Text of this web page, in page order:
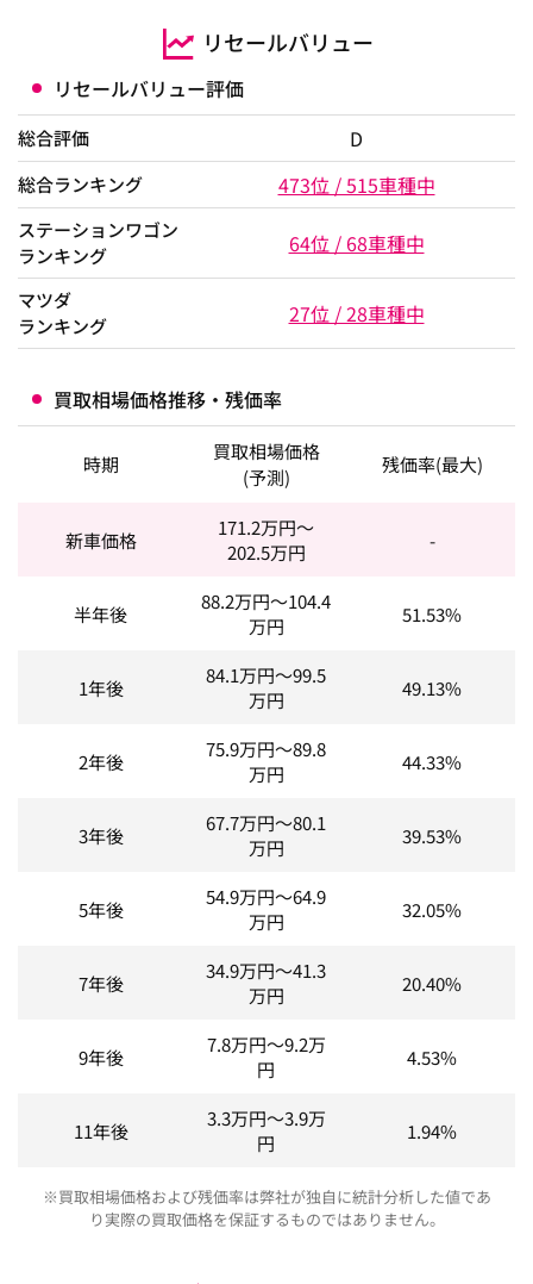
リセールバリュー
リセールバリュー評価
総合評価 D
総合ランキング 473位 / 515車種中
ステーションワゴン
ランキング
64位 / 68車種中
マツダ
ランキング
27位 / 28車種中
買取相場価格推移・残価率
時期
買取相場価格
(予測)
残価率(最大)
新車価格 171.2万円～
202.5万円 -
半年後 88.2万円～104.4
万円
51.53%
1年後 84.1万円～99.5
万円
49.13%
2年後 75.9万円～89.8
万円
44.33%
3年後 67.7万円～80.1
万円
39.53%
5年後 54.9万円～64.9
万円
32.05%
7年後 34.9万円～41.3
万円
20.40%
9年後 7.8万円～9.2万
円
4.53%
11年後 3.3万円～3.9万
円
1.94%
※買取相場価格および残価率は弊社が独自に統計分析した値であ
り実際の買取価格を保証するものではありません。